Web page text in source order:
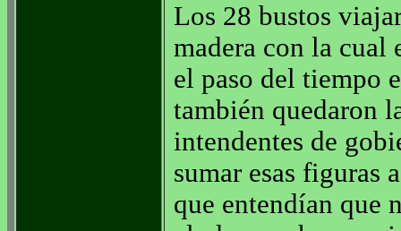
Los 28 bustos
madera con la cual
el paso del tiempo
también quedaron
intendentes de
sumar esas figuras
que entendían que